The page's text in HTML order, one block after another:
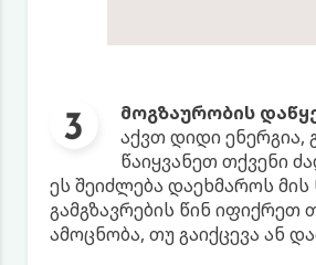
მოგზაურობის
აქვთ დიდი ენერგია,
წაიყვანეთ თქვენი
ეს შეიძლება დაეხმაროს
გამგზავრების წინ იფიქრეთ
ამოცნობა, თუ გაიქცევა ან